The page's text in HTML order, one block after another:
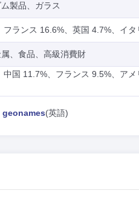
製品、ガラス
フランス 16.6%、英国 4.7%、イ
、食品、高級消費財
国 11.7%、フランス 9.5%、ア
geonames(英語)